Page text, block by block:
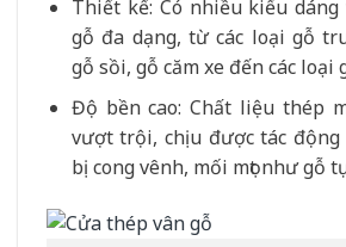
Thiết kế: Có nhiều kiểu dáng
gỗ đa dạng, từ các loại gỗ
gỗ sồi, gỗ căm xe đến các loại
Độ bền cao: Chất liệu thép
vượt trội, chịu được tác động
bị cong vênh, mối mọt như gỗ